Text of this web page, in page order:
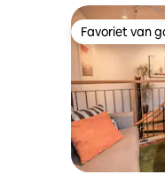
Favoriet van
Favoriet van